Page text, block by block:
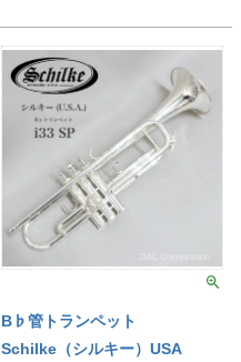
B♭管トランペット
Schilke（シルキー）USA